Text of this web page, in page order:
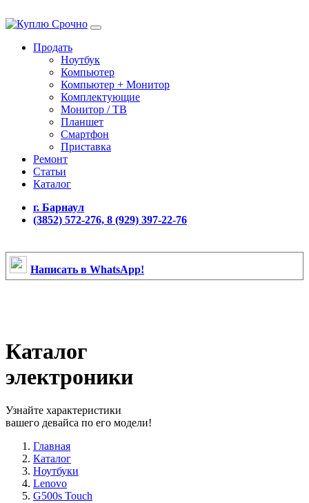
Продать
Ноутбук
Компьютер
Компьютер + Монитор
Комплектующие
Монитор / ТВ
Планшет
Смартфон
Приставка
Ремонт
Статьи
Каталог
г. Барнаул
(3852) 572-276, 8 (929) 397-22-76
Написать в WhatsApp!
Каталог
электроники
Узнайте характеристики
вашего девайса по его модели!
Главная
Каталог
Ноутбуки
Lenovo
G500s Touch